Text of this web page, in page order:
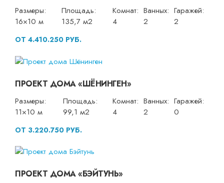
Размеры:
16×10 м
Площадь:
135,7 м2
Комнат:
4
Ванных:
2
Гаражей:
2
ОТ 4.410.250 РУБ.
ПРОЕКТ ДОМА «ШЁНИНГЕН»
Размеры:
11×10 м
Площадь:
99,1 м2
Комнат:
4
Ванных:
2
Гаражей:
0
ОТ 3.220.750 РУБ.
ПРОЕКТ ДОМА «БЭЙТУНЬ»